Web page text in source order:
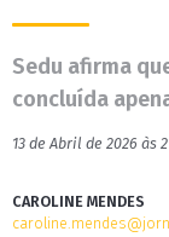
Sedu afirma
concluída
13 de Abril de 2026 às
CAROLINE MENDES